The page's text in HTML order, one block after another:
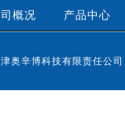
概况 产品中心
奥辛博科技有限责任公